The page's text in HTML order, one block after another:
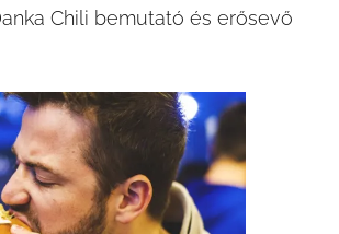
Chili bemutató és erősevő